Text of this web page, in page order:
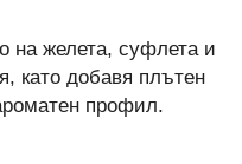
на желета, суфлета и
като добавя плътен
профил.